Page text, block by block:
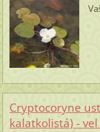
Cryptocoryne
kalatkolistá) -